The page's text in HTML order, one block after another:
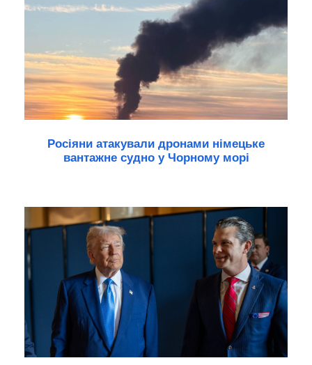
Росіяни атакували дронами німецьке
вантажне судно у Чорному морі